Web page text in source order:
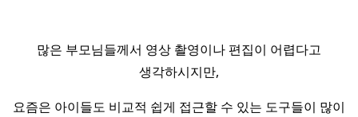
많은 부모님들께서 영상 촬영이나 편집이 어렵다고
생각하시지만,
요즘은 아이들도 비교적 쉽게 접근할 수 있는 도구들이 많이